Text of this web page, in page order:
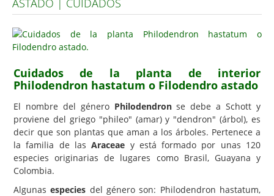
Plantas Carnívoras y Orquídeas
Consejos
Hemisferio Sur
Enfermedades
Animales
Hongos
Carencias
Fotos
ASTADO | CUIDADOS
Cuidados de la planta de interior
Philodendron hastatum o Filodendro astado
El nombre del género Philodendronse debe a Schott y
proviene del griego "phileo" (amar) y "dendron" (árbol), es
decir que son plantas que aman a los árboles. Pertenece a
la familia de lasAraceae y está formado por unas 120
especies originarias de lugares como Brasil, Guayana y
Colombia.
Algunasespecies del género son: Philodendron hastatum,